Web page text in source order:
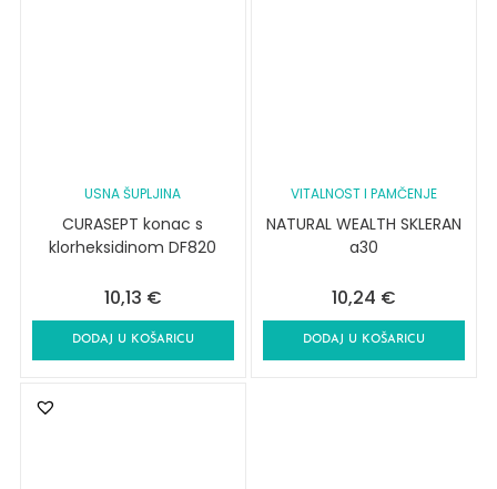
USNA ŠUPLJINA
CURASEPT konac s
klorheksidinom DF820
10,13 €
DODAJ U KOŠARICU
VITALNOST I PAMČENJE
NATURAL WEALTH SKLERAN
a30
10,24 €
DODAJ U KOŠARICU